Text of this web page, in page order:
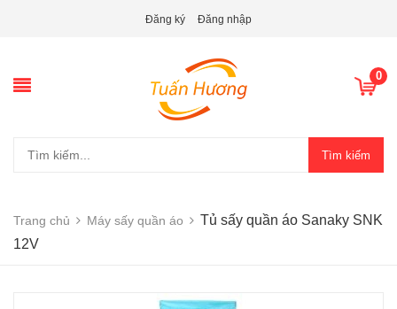
Đăng ký Đăng nhập
0
Tìm kiếm
Trang chủ Máy sấy quần áo
Tủ sấy quần áo Sanaky SNK
12V